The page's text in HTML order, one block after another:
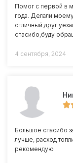
Помог с первой в
года. Делали
отличный,друг
спасибо,буду
4 сентября, 2024
Большое спасибо
лучше, расход
рекомендую